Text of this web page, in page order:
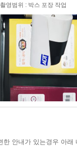
촬영범위 : 박스 포장 작업
안내가 있는경우 아